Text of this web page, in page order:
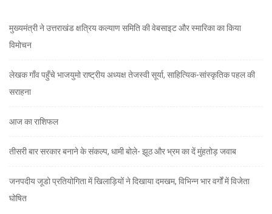
मुख्यमंत्री ने उत्तराखंड क्षत्रिय कल्याण समिति की वेबसाइट और स्मारिका का किया
विमोचन
लेखक गाँव पहुँचे भाजयुमो राष्ट्रीय अध्यक्ष तेजस्वी सूर्या, साहित्यिक-सांस्कृतिक पहल की
सराहना
आज का राशिफल
तीसरी बार सरकार बनाने के संकल्प, धामी बोले- झूठ और भ्रम का दें मुंहतोड़ जवाब
जनपदीय जूडो प्रतियोगिता में खिलाड़ियों ने दिखाया दमखम, विभिन्न भार वर्गों में विजेता
घोषित